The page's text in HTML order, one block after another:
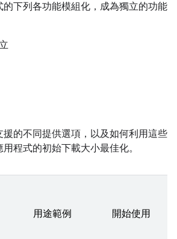
的下列各功能模組化，成為獨立的功能
的不同提供選項，以及如何利用這些
程式的初始下載大小最佳化。
用途範例 開始使用